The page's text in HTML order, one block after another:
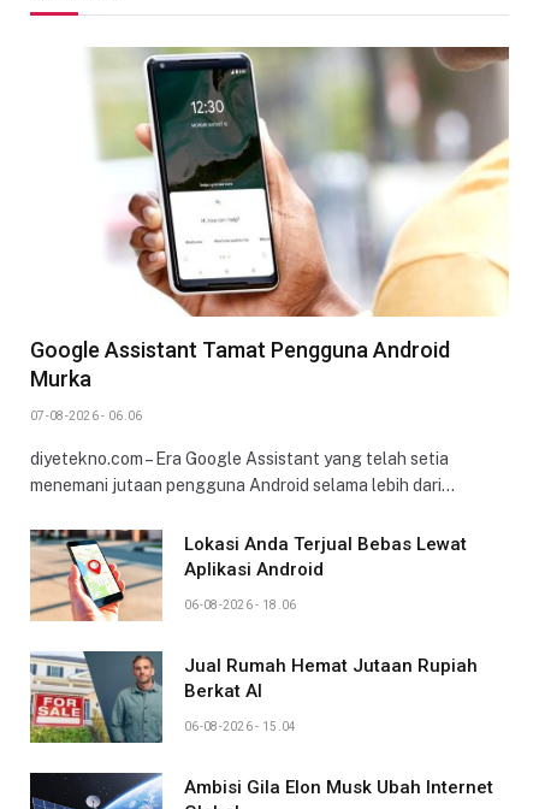
Google Assistant Tamat Pengguna Android
Murka
07-08-2026 - 06.06
diyetekno.com – Era Google Assistant yang telah setia
menemani jutaan pengguna Android selama lebih dari…
Lokasi Anda Terjual Bebas Lewat
Aplikasi Android
06-08-2026 - 18.06
Jual Rumah Hemat Jutaan Rupiah
Berkat AI
06-08-2026 - 15.04
Ambisi Gila Elon Musk Ubah Internet